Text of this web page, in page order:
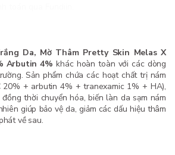
Da, Mờ Thâm Pretty Skin Melas X
Arbutin 4% khác hoàn toàn với các dòng
Sản phẩm chứa các hoạt chất trị nám
20% + arbutin 4% + tranexamic 1% + HA),
thời chuyển hóa, biến làn da sạm nám
giúp bảo vệ da, giảm các dấu hiệu thâm
về sau.